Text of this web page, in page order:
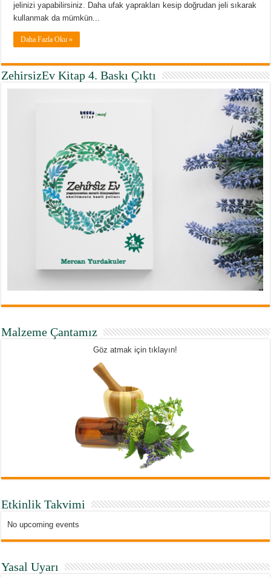
jelinizi yapabilirsiniz. Daha ufak yaprakları kesip doğrudan jeli sıkarak
kullanmak da mümkün...
Daha Fazla Oku »
ZehirsizEv Kitap 4. Baskı Çıktı
Malzeme Çantamız
Göz atmak için tıklayın!
Etkinlik Takvimi
No upcoming events
Yasal Uyarı